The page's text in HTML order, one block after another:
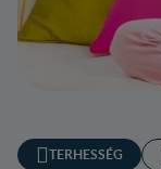
TERHESSÉG